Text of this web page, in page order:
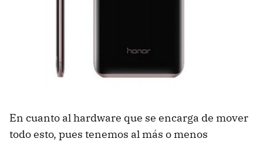
En cuanto al hardware que se encarga de mover
todo esto, pues tenemos al más o menos